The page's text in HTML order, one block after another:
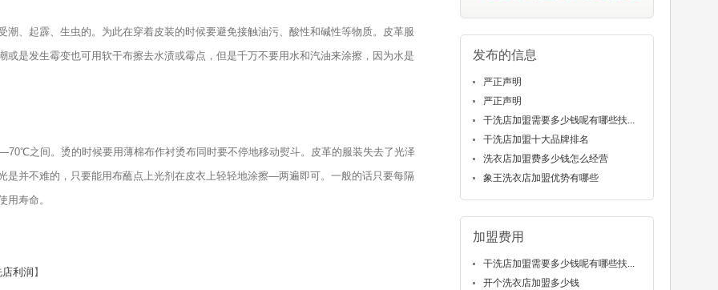
起霹、生虫的。为此在穿着皮装的时候要避免接触油污、酸性和碱性等物质。皮革服
是发生霉变也可用软干布擦去水渍或霉点，但是千万不要用水和汽油来涂擦，因为水是
之间。烫的时候要用薄棉布作衬烫布同时要不停地移动熨斗。皮革的服装失去了光泽
是并不难的，只要能用布蘸点上光剂在皮衣上轻轻地涂擦—两遍即可。一般的话只要每隔
寿命。
利润 】
发布的信息
严正声明
严正声明
干洗店加盟需要多少钱呢有哪些扶...
干洗店加盟十大品牌排名
洗衣店加盟费多少钱怎么经营
象王洗衣店加盟优势有哪些
加盟费用
干洗店加盟需要多少钱呢有哪些扶...
开个洗衣店加盟多少钱